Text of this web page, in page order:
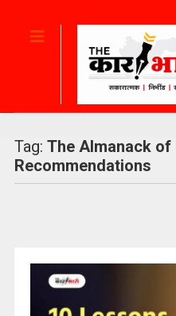
Tag: The Almanack of
Recommendations